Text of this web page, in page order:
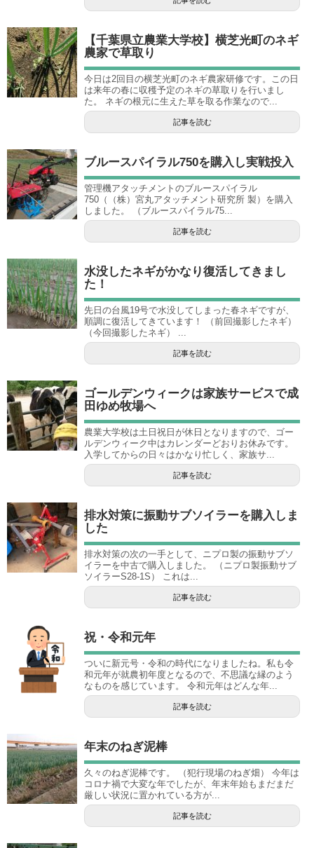
【千葉県立農業大学校】横芝光町のネギ
農家で草取り
今日は2回目の横芝光町のネギ農家研修です。この日
は来年の春に収穫予定のネギの草取りを行いまし
た。 ネギの根元に生えた草を取る作業なので...
記事を読む
ブルースパイラル750を購入し実戦投入
管理機アタッチメントのブルースパイラル
750（（株）宮丸アタッチメント研究所 製）を購入
しました。 （ブルースパイラル75...
記事を読む
水没したネギがかなり復活してきまし
た！
先日の台風19号で水没してしまった春ネギですが、
順調に復活してきています！ （前回撮影したネギ）
（今回撮影したネギ） ...
記事を読む
ゴールデンウィークは家族サービスで成
田ゆめ牧場へ
農業大学校は土日祝日が休日となりますので、ゴー
ルデンウィーク中はカレンダーどおりお休みです。
入学してからの日々はかなり忙しく、家族サ...
記事を読む
排水対策に振動サブソイラーを購入しま
した
排水対策の次の一手として、ニプロ製の振動サブソ
イラーを中古で購入しました。 （ニプロ製振動サブ
ソイラーS28-1S） これは...
記事を読む
祝・令和元年
ついに新元号・令和の時代になりましたね。私も令
和元年が就農初年度となるので、不思議な縁のよう
なものを感じています。 令和元年はどんな年...
記事を読む
年末のねぎ泥棒
久々のねぎ泥棒です。 （犯行現場のねぎ畑） 今年は
コロナ禍で大変な年でしたが、年末年始もまだまだ
厳しい状況に置かれている方が...
記事を読む